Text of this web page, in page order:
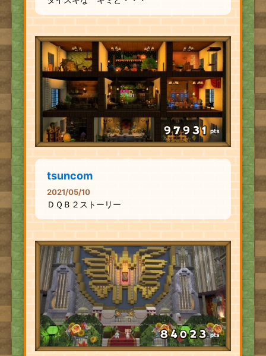
pts
tsuncom
2021/05/10
ＤＱＢ２ストーリー
pts